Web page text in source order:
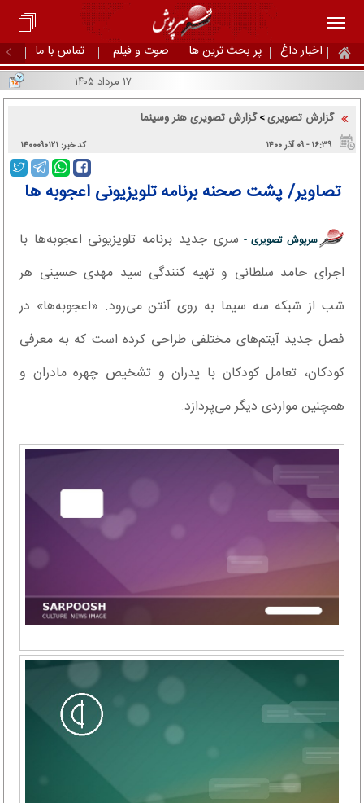
اخبار داغ پر بحث ترین ها صوت و فیلم تماس با ما
۱۷ مرداد ۱۴۰۵
۱۶:۳۹ - ۰۹ آذر ۱۴۰۰ کد خبر: ۱۴۰۰۰۹۰۱۲۱
گزارش تصویری>گزارش تصویری هنر وسینما
تصاویر/ پشت صحنه برنامه تلویزیونی اعجوبه ها
سرپوش تصویری - سری جدید برنامه تلویزیونی اعجوبه‌ها با
اجرای حامد سلطانی و تهیه کنندگی سید مهدی حسینی هر
شب از شبکه سه سیما به روی آنتن می‌رود. «اعجوبه‌ها» در
فصل جدید آیتم‌های مختلفی طراحی کرده است که به معرفی
کودکان، تعامل کودکان با پدران و تشخیص چهره مادران و
همچنین مواردی دیگر می‌پردازد.